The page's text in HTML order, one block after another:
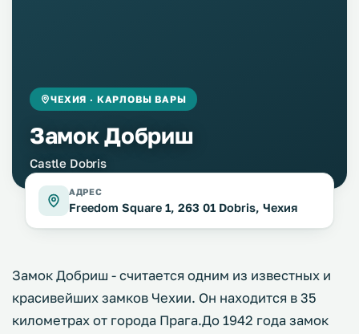
ЧЕХИЯ · КАРЛОВЫ ВАРЫ
Замок Добриш
Castle Dobris
АДРЕС
Freedom Square 1, 263 01 Dobris, Чехия
Замок Добриш - считается одним из известных и
красивейших замков Чехии. Он находится в 35
километрах от города Прага.До 1942 года замок